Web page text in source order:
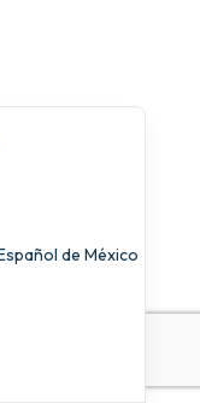
de México